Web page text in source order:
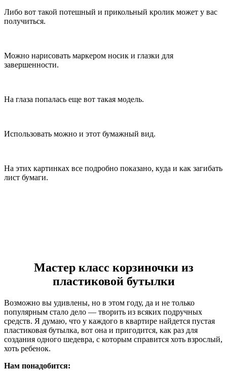
Либо вот такой потешный и прикольный кролик может у вас
получиться.
Можно нарисовать маркером носик и глазки для
завершенности.
На глаза попалась еще вот такая модель.
Использовать можно и этот бумажный вид.
На этих картинках все подробно показано, куда и как загибать
лист бумаги.
Мастер класс корзиночки из
пластиковой бутылки
Возможно вы удивлены, но в этом году, да и не только
популярным стало дело — творить из всяких подручных
средств. Я думаю, что у каждого в квартире найдется пустая
пластиковая бутылка, вот она и пригодится, как раз для
создания одного шедевра, с которым справится хоть взрослый,
хоть ребенок.
Нам понадобится: